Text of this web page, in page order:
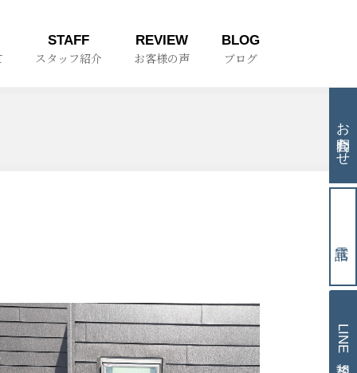
STAFF
スタッフ紹介
REVIEW
お客様の声
BLOG
ブログ
お問合わせ
LINE相談